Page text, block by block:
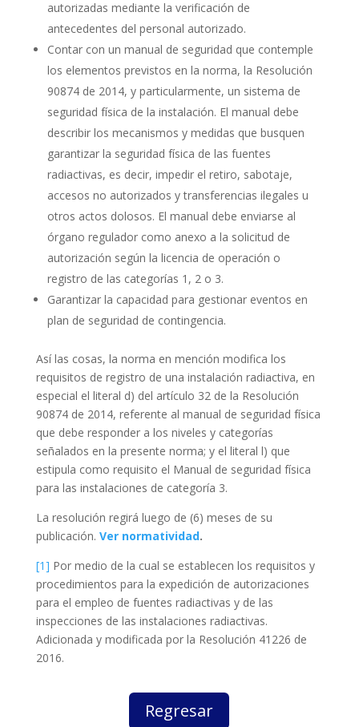
autorizadas mediante la verificación de
antecedentes del personal autorizado.
Contar con un manual de seguridad que contemple
los elementos previstos en la norma, la Resolución
90874 de 2014, y particularmente, un sistema de
seguridad física de la instalación. El manual debe
describir los mecanismos y medidas que busquen
garantizar la seguridad física de las fuentes
radiactivas, es decir, impedir el retiro, sabotaje,
accesos no autorizados y transferencias ilegales u
otros actos dolosos. El manual debe enviarse al
órgano regulador como anexo a la solicitud de
autorización según la licencia de operación o
registro de las categorías 1, 2 o 3.
Garantizar la capacidad para gestionar eventos en
plan de seguridad de contingencia.
Así las cosas, la norma en mención modifica los
requisitos de registro de una instalación radiactiva, en
especial el literal d) del artículo 32 de la Resolución
90874 de 2014, referente al manual de seguridad física
que debe responder a los niveles y categorías
señalados en la presente norma; y el literal l) que
estipula como requisito el Manual de seguridad física
para las instalaciones de categoría 3.
La resolución regirá luego de (6) meses de su
publicación. Ver normatividad.
[1] Por medio de la cual se establecen los requisitos y
procedimientos para la expedición de autorizaciones
para el empleo de fuentes radiactivas y de las
inspecciones de las instalaciones radiactivas.
Adicionada y modificada por la Resolución 41226 de
2016.
Regresar